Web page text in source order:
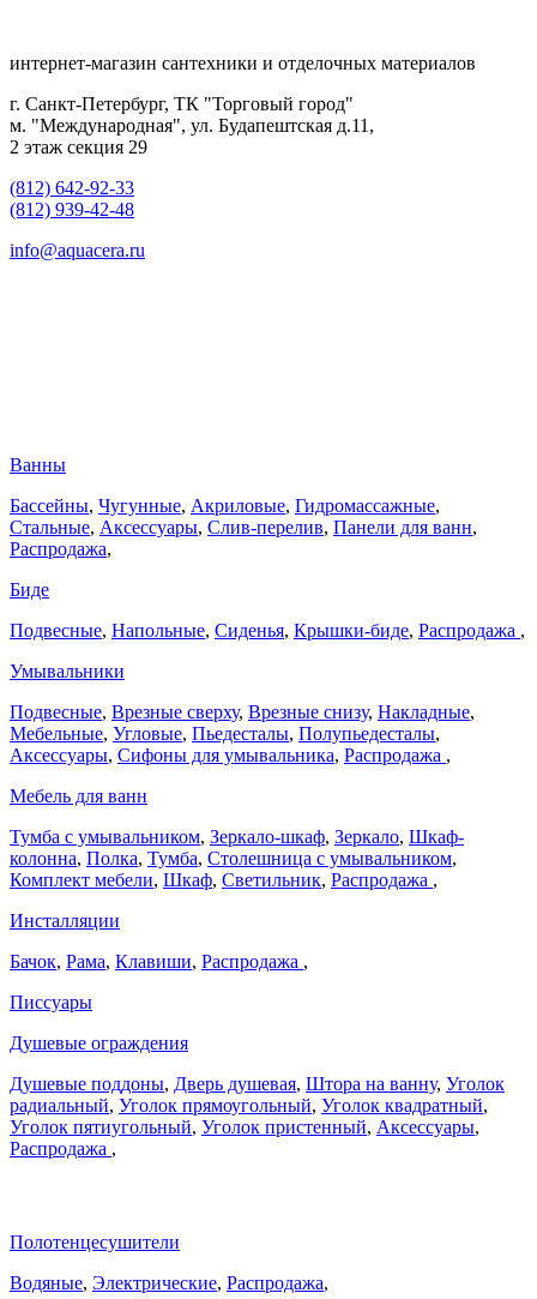
интернет-магазин сантехники и отделочных материалов
г. Санкт-Петербург, ТК "Торговый город"
м. "Международная", ул. Будапештская д.11,
2 этаж секция 29
(812) 642-92-33
(812) 939-42-48
info@aquacera.ru
Ванны
Бассейны, Чугунные, Акриловые, Гидромассажные,
Стальные, Аксессуары, Слив-перелив, Панели для ванн,
Распродажа,
Биде
Подвесные, Напольные, Сиденья, Крышки-биде, Распродажа ,
Умывальники
Подвесные, Врезные сверху, Врезные снизу, Накладные,
Мебельные, Угловые, Пьедесталы, Полупьедесталы,
Аксессуары, Сифоны для умывальника, Распродажа ,
Мебель для ванн
Тумба с умывальником, Зеркало-шкаф, Зеркало, Шкаф-
колонна, Полка, Тумба, Столешница с умывальником,
Комплект мебели, Шкаф, Светильник, Распродажа ,
Инсталляции
Бачок, Рама, Клавиши, Распродажа ,
Писсуары
Душевые ограждения
Душевые поддоны, Дверь душевая, Штора на ванну, Уголок
радиальный, Уголок прямоугольный, Уголок квадратный,
Уголок пятиугольный, Уголок пристенный, Аксессуары,
Распродажа ,
Полотенцесушители
Водяные, Электрические, Распродажа,